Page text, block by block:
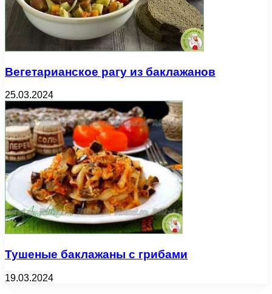
Вегетарианское рагу из баклажанов
25.03.2024
Тушеные баклажаны с грибами
19.03.2024